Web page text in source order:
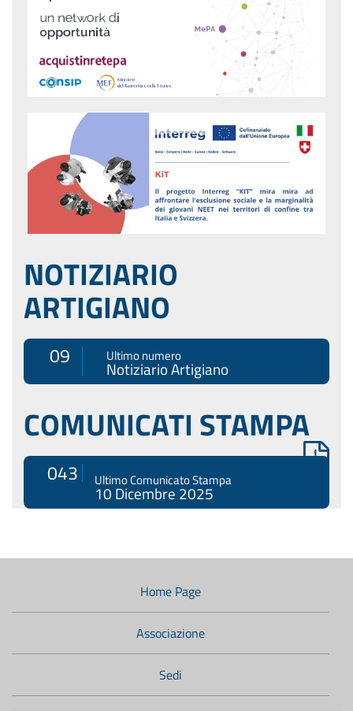
NOTIZIARIO
ARTIGIANO
09 Ultimo numero
Notiziario Artigiano
COMUNICATI STAMPA
043 Ultimo Comunicato Stampa
10 Dicembre 2025
Home Page
Associazione
Sedi